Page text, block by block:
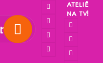
ATELIÊ
NA TV!